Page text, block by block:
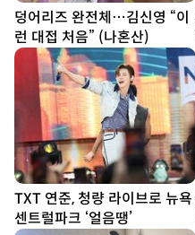
덩어리즈 완전체…김신영 “이
런 대접 처음” (나혼산)
TXT 연준, 청량 라이브로 뉴욕
센트럴파크 ‘얼음땡’